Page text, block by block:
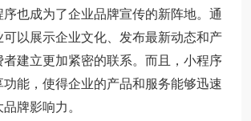
成为了企业品牌宣传的新阵地。通
以展示企业文化、发布最新动态和产
建立更加紧密的联系。而且，小程序
能，使得企业的产品和服务能够迅速
牌影响力。